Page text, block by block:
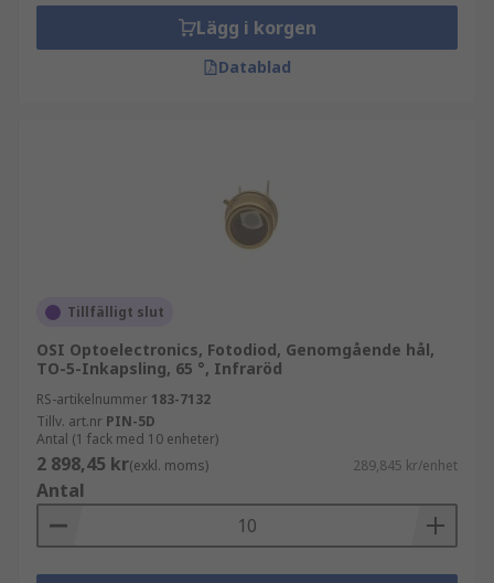
omvänt förspänningstillstånd. Ju högre den
omvända spänningen är, desto högre är
förstärkningen.Schottky-fotodioden är baserad
Lägg i korgen
Datablad
Tillfälligt slut
OSI Optoelectronics, Fotodiod, Genomgående hål,
TO-5-Inkapsling, 65 °, Infraröd
RS-artikelnummer 183-7132
Tillv. art.nr PIN-5D
Antal (1 fack med 10 enheter)
2 898,45 kr(exkl. moms) 289,845 kr/enhet
Antal